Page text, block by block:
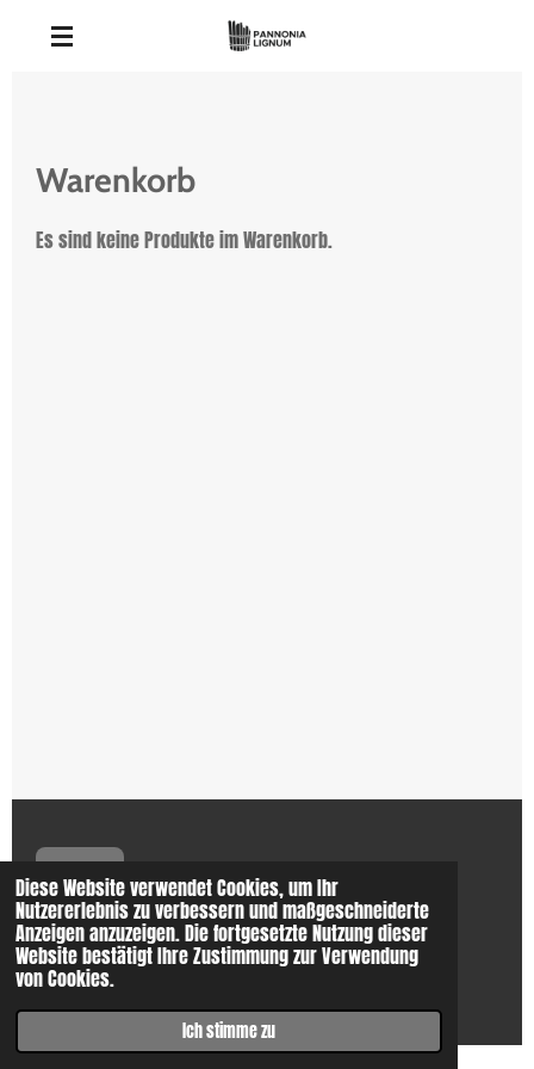
Diese Website verwendet Cookies, um Ihr
Nutzererlebnis zu verbessern und maßgeschneiderte
Anzeigen anzuzeigen. Die fortgesetzte Nutzung dieser
Website bestätigt Ihre Zustimmung zur Verwendung
von Cookies.
Ich stimme zu
Warenkorb
Es sind keine Produkte im Warenkorb.
Impressum
Datenschutzerklärung